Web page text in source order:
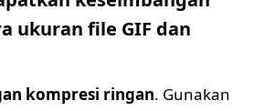
ukuran file GIF dan
kompresi ringan. Gunakan